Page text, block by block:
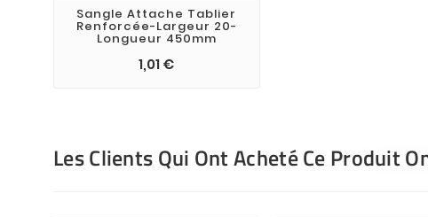
Sangle Attache Tablier
Renforcée-Largeur 20-
Longueur 450mm
1,01 €
Les Clients Qui Ont Acheté Ce Produit